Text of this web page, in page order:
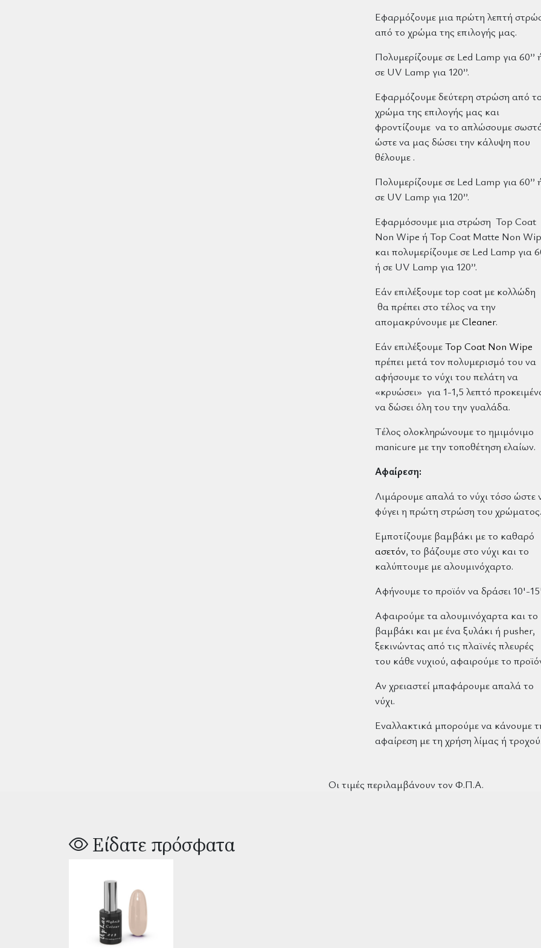
Εφαρμόζουμε μια πρώτη λεπτή
από το χρώμα της επιλογής μας.
Πολυμερίζουμε σε Led Lamp για 60’’
σε UV Lamp για 120’’.
Εφαρμόζουμε δεύτερη στρώση από
χρώμα της επιλογής μας και
φροντίζουμε να το απλώσουμε
ώστε να μας δώσει την κάλυψη που
θέλουμε .
Πολυμερίζουμε σε Led Lamp για 60’’
σε UV Lamp για 120’’.
Εφαρμόσουμε μια στρώση Top Coat
Non Wipe ή Top Coat Matte Non
και πολυμερίζουμε σε Led Lamp για
ή σε UV Lamp για 120’’.
Εάν επιλέξουμε top coat με κολλώδη
θα πρέπει στο τέλος να την
απομακρύνουμε μεCleaner.
Εάν επιλέξουμεTop Coat Non Wipe
πρέπει μετά τον πολυμερισμό του να
αφήσουμε το νύχι του πελάτη να
«κρυώσει» για 1-1,5 λεπτό
να δώσει όλη του την γυαλάδα.
Τέλος ολοκληρώνουμε το ημιμόνιμο
manicure με την τοποθέτηση ελαίων.
Αφαίρεση:
Λιμάρουμε απαλά το νύχι τόσο ώστε
φύγει η πρώτη στρώση του χρώματος.
Εμποτίζουμε βαμβάκι με το καθαρό
ασετόν, το βάζουμε στο νύχι και το
καλύπτουμε με αλουμινόχαρτο.
Αφήνουμε το προϊόν να δράσει 10'-
Αφαιρούμε τα αλουμινόχαρτα και το
βαμβάκι και με ένα ξυλάκι ή pusher,
ξεκινώντας από τις πλαϊνές πλευρές
του κάθε νυχιού, αφαιρούμε το
Αν χρειαστεί μπαφάρουμε απαλά το
νύχι.
Εναλλακτικά μπορούμε να κάνουμε
αφαίρεση με τη χρήση λίμας ή
Οι τιμές περιλαμβάνουν τον Φ.Π.Α.
Είδατε πρόσφατα